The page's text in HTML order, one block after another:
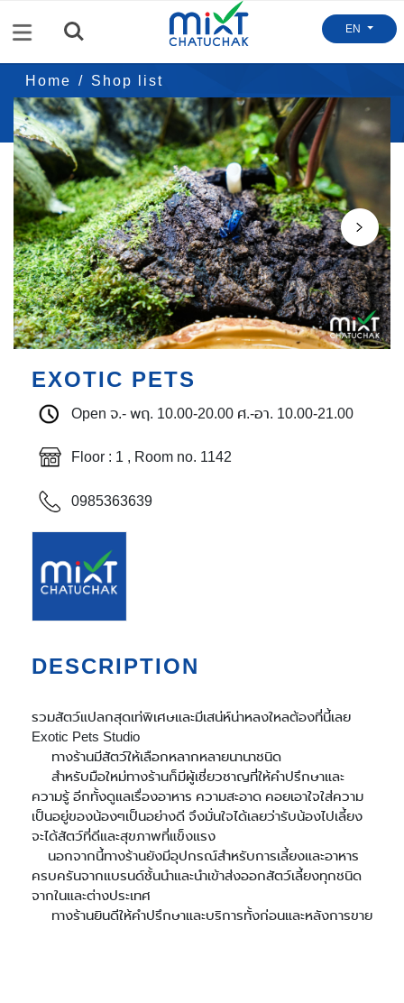
EN
Home Shop list
Exotic Pets
Next
EXOTIC PETS
Open จ.- พฤ. 10.00-20.00 ศ.-อา. 10.00-21.00
Floor : 1 , Room no. 1142
0985363639
DESCRIPTION
รวมสัตว์แปลกสุดเท่พิเศษและมีเสน่ห์น่าหลงใหลต้องที่นี้เลย
Exotic Pets Studio
ทางร้านมีสัตว์ให้เลือกหลากหลายนานาชนิด
สำหรับมือใหม่ทางร้านก็มีผู้เชี่ยวชาญที่ให้คำปรึกษาและ
ความรู้ อีกทั้งดูแลเรื่องอาหาร ความสะอาด คอยเอาใจใส่ความ
เป็นอยู่ของน้องๆเป็นอย่างดี จึงมั่นใจได้เลยว่ารับน้องไปเลี้ยง
จะได้สัตว์ที่ดีและสุขภาพที่แข็งแรง
นอกจากนี้ทางร้านยังมีอุปกรณ์สำหรับการเลี้ยงและอาหาร
ครบครันจากแบรนด์ชั้นนำและนำเข้าส่งออกสัตว์เลี้ยงทุกชนิด
จากในและต่างประเทศ
ทางร้านยินดีให้คำปรึกษาและบริการทั้งก่อนและหลังการขาย